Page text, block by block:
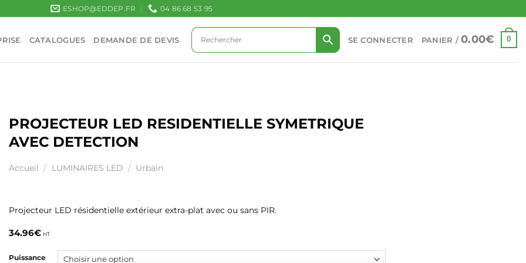
ESHOP@EDDEP.FR 04 86 68 53 95
CATALOGUES DEMANDE DE DEVIS SE CONNECTER PANIER /0.00€ 0
PROJECTEUR LED RESIDENTIELLE SYMETRIQUE
AVEC DETECTION
Accueil / LUMINAIRES LED / Urbain
Projecteur LED résidentielle extérieur extra-plat avec ou sans PIR.
34.96€ HT
Puissance